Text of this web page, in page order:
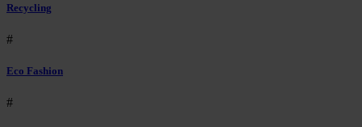
Recycling
#
Eco Fashion
#